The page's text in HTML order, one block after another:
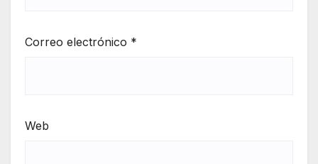
Correo electrónico *
Web